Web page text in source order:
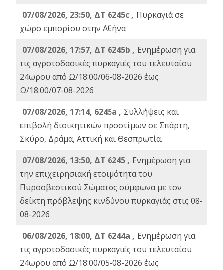
07/08/2026, 23:50, ΔΤ 6245c , Πυρκαγιά σε
χώρο εμπορίου στην Αθήνα
07/08/2026, 17:57, ΔΤ 6245b , Ενημέρωση για
τις αγροτοδασικές πυρκαγιές του τελευταίου
24ωρου από Ω/18:00/06-08-2026 έως
Ω/18:00/07-08-2026
07/08/2026, 17:14, 6245a , Συλλήψεις και
επιβολή διοικητικών προστίμων σε Σπάρτη,
Σκύρο, Δράμα, Αττική και Θεσπρωτία.
07/08/2026, 13:50, ΔΤ 6245 , Ενημέρωση για
την επιχειρησιακή ετοιμότητα του
Πυροσβεστικού Σώματος σύμφωνα με τον
δείκτη πρόβλεψης κινδύνου πυρκαγιάς στις 08-
08-2026
06/08/2026, 18:00, ΔΤ 6244a , Ενημέρωση για
τις αγροτοδασικές πυρκαγιές του τελευταίου
24ωρου από Ω/18:00/05-08-2026 έως